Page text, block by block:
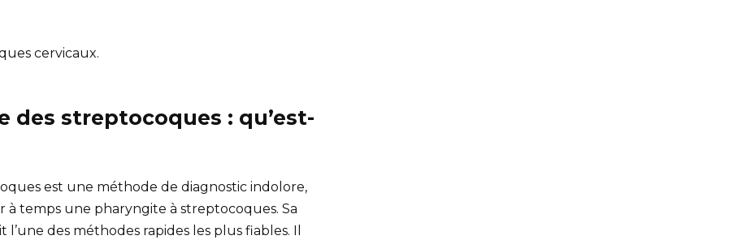
cervicaux.
des streptocoques : qu’est-
est une méthode de diagnostic indolore,
temps une pharyngite à streptocoques. Sa
l’une des méthodes rapides les plus fiables. Il